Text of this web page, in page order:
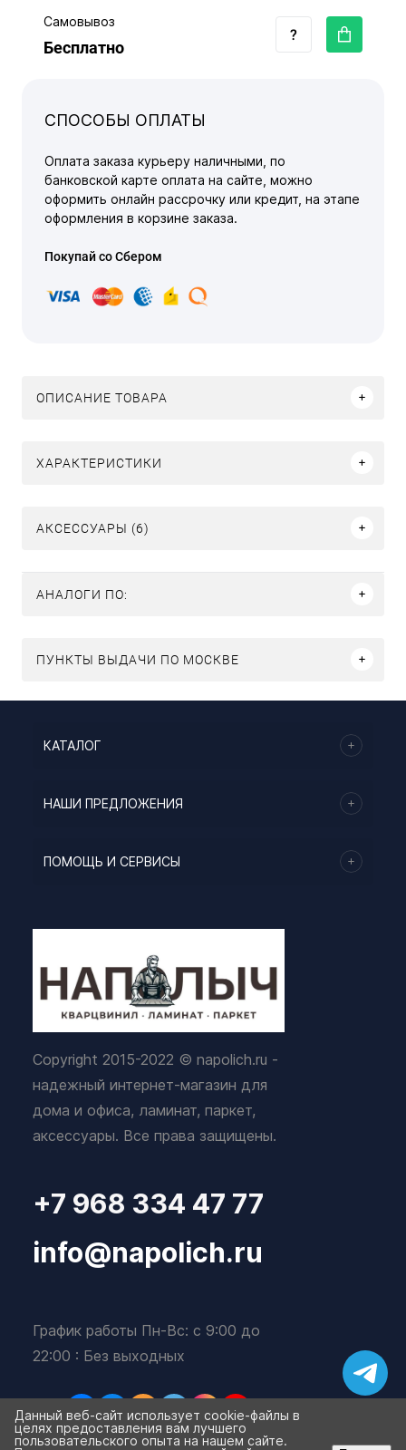
Самовывоз
Бесплатно
СПОСОБЫ ОПЛАТЫ
Оплата заказа курьеру наличными, по
банковской карте оплата на сайте, можно
оформить онлайн рассрочку или кредит, на этапе
оформления в корзине заказа.
Покупай со Сбером
ОПИСАНИЕ ТОВАРА
ХАРАКТЕРИСТИКИ
АКСЕССУАРЫ (6)
АНАЛОГИ ПО:
ПУНКТЫ ВЫДАЧИ ПО МОСКВЕ
КАТАЛОГ
НАШИ ПРЕДЛОЖЕНИЯ
ПОМОЩЬ И СЕРВИСЫ
Copyright 2015-2022 © napolich.ru -
надежный интернет-магазин для
дома и офиса, ламинат, паркет,
аксессуары. Все права защищены.
+7 968 334 47 77
info@napolich.ru
График работы Пн-Вс: с 9:00 до
22:00 : Без выходных
Данный веб-сайт использует cookie-файлы в
целях предоставления вам лучшего
пользовательского опыта на нашем сайте.